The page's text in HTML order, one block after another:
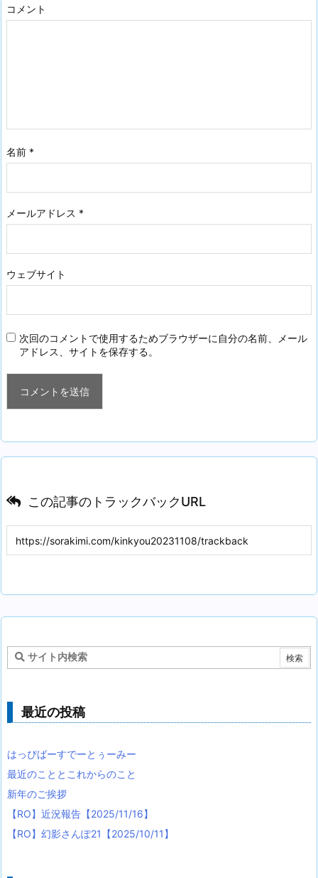
コメント
名前 *
メールアドレス *
ウェブサイト
次回のコメントで使用するためブラウザーに自分の名前、メール
アドレス、サイトを保存する。
この記事のトラックバックURL
最近の投稿
はっぴばーすでーとぅーみー
最近のこととこれからのこと
新年のご挨拶
【RO】近況報告【2025/11/16】
【RO】幻影さんぽ21【2025/10/11】